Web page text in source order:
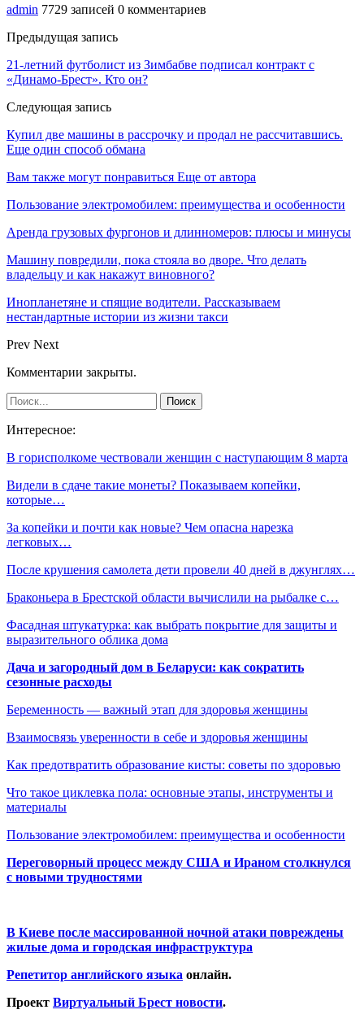
admin 7729 записей 0 комментариев
Предыдущая запись
21-летний футболист из Зимбабве подписал контракт с
«Динамо-Брест». Кто он?
Следующая запись
Купил две машины в рассрочку и продал не рассчитавшись.
Еще один способ обмана
Вам также могут понравиться Еще от автора
Пользование электромобилем: преимущества и особенности
Аренда грузовых фургонов и длинномеров: плюсы и минусы
Машину повредили, пока стояла во дворе. Что делать
владельцу и как накажут виновного?
Инопланетяне и спящие водители. Рассказываем
нестандартные истории из жизни такси
Prev Next
Комментарии закрыты.
Интересное:
В горисполкоме чествовали женщин с наступающим 8 марта
Видели в сдаче такие монеты? Показываем копейки,
которые…
За копейки и почти как новые? Чем опасна нарезка
легковых…
После крушения самолета дети провели 40 дней в джунглях…
Браконьера в Брестской области вычислили на рыбалке с…
Фасадная штукатурка: как выбрать покрытие для защиты и
выразительного облика дома
Дача и загородный дом в Беларуси: как сократить
сезонные расходы
Беременность — важный этап для здоровья женщины
Взаимосвязь уверенности в себе и здоровья женщины
Как предотвратить образование кисты: советы по здоровью
Что такое циклевка пола: основные этапы, инструменты и
материалы
Пользование электромобилем: преимущества и особенности
Переговорный процесс между США и Ираном столкнулся
с новыми трудностями
В Киеве после массированной ночной атаки повреждены
жилые дома и городская инфраструктура
Репетитор английского языка онлайн.
Проект Виртуальный Брест новости.